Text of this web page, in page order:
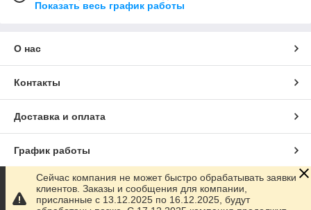
Показать весь график работы
О нас
Контакты
Доставка и оплата
График работы
Полная версия сайта
Сейчас компания не может быстро обрабатывать заявки
клиентов. Заказы и сообщения для компании,
присланные с 13.12.2025 по 16.12.2025, будут